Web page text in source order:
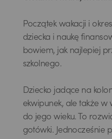
Początek wakacji i
dziecka i naukę
bowiem, jak najlepiej
szkolnego.
Dziecko jadące na
ekwipunek, ale także w
do jego wieku. To
gotówki. Jednocześnie